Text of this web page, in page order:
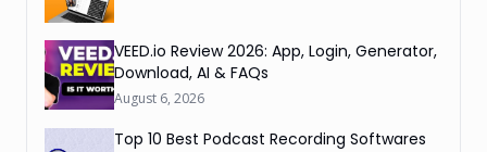
VEED.io Review 2026: App, Login, Generator,
Download, AI & FAQs
August 6, 2026
Top 10 Best Podcast Recording Softwares